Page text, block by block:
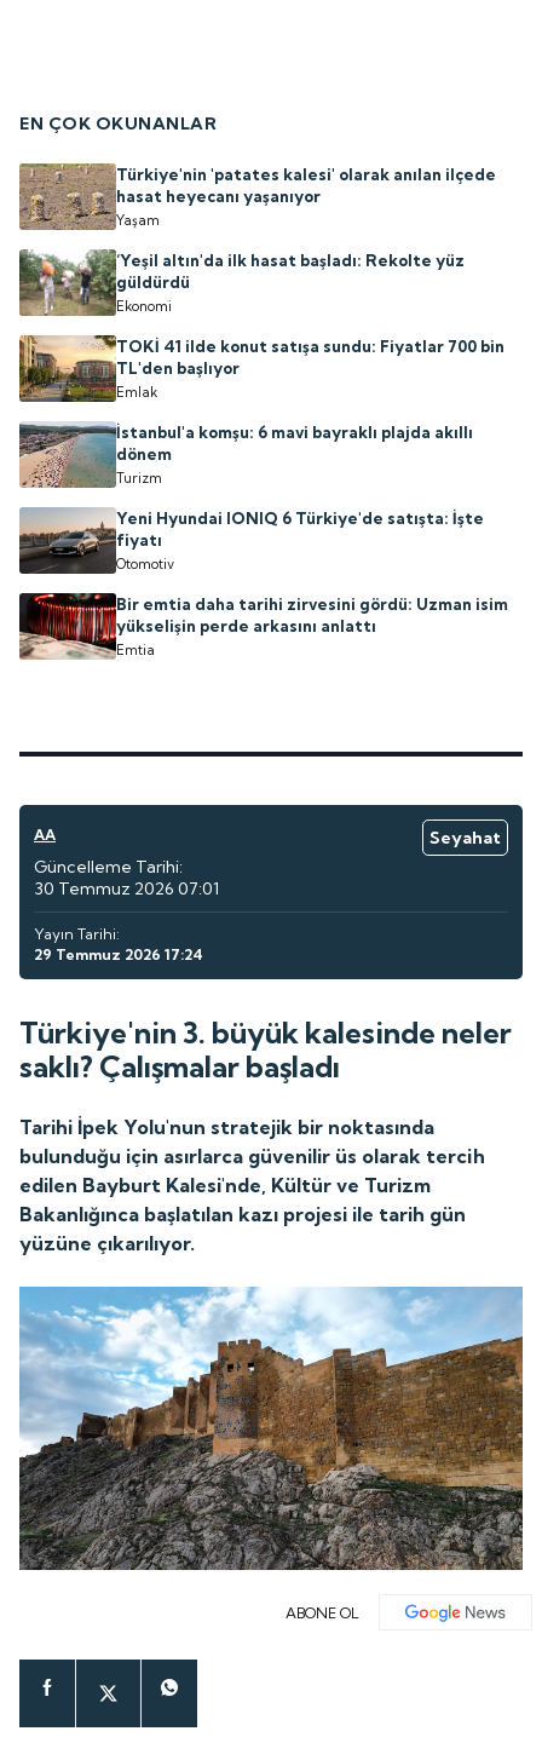
EN ÇOK OKUNANLAR
Türkiye'nin 'patates kalesi' olarak anılan ilçede
hasat heyecanı yaşanıyor
Yaşam
‘Yeşil altın'da ilk hasat başladı: Rekolte yüz
güldürdü
Ekonomi
TOKİ 41 ilde konut satışa sundu: Fiyatlar 700 bin
TL'den başlıyor
Emlak
İstanbul'a komşu: 6 mavi bayraklı plajda akıllı
dönem
Turizm
Yeni Hyundai IONIQ 6 Türkiye'de satışta: İşte
fiyatı
Otomotiv
Bir emtia daha tarihi zirvesini gördü: Uzman isim
yükselişin perde arkasını anlattı
Emtia
AA
Seyahat
Güncelleme Tarihi:
30 Temmuz 2026 07:01
Yayın Tarihi:
29 Temmuz 2026 17:24
Türkiye'nin 3. büyük kalesinde neler
saklı? Çalışmalar başladı
Tarihi İpek Yolu'nun stratejik bir noktasında
bulunduğu için asırlarca güvenilir üs olarak tercih
edilen Bayburt Kalesi'nde, Kültür ve Turizm
Bakanlığınca başlatılan kazı projesi ile tarih gün
yüzüne çıkarılıyor.
ABONE OL